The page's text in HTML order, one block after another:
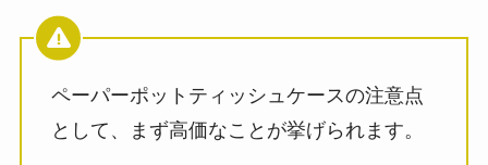
ペーパーポットティッシュケースの注意点
として、まず高価なことが挙げられます。